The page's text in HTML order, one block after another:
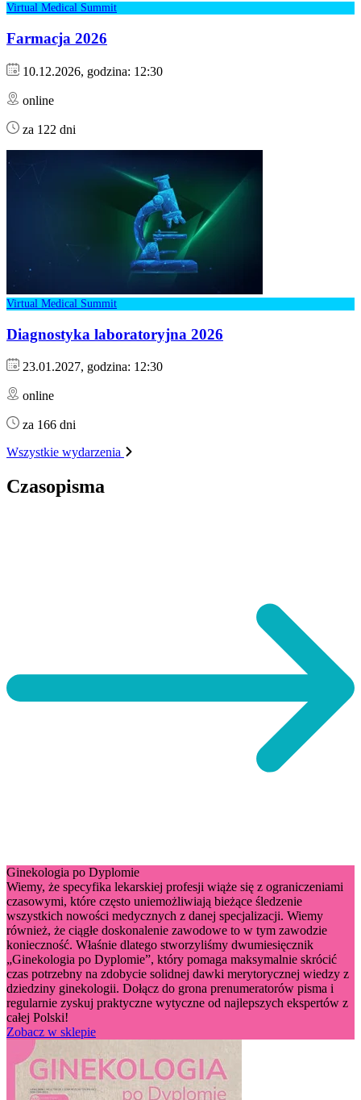
Virtual Medical Summit
Farmacja 2026
10.12.2026, godzina: 12:30
online
za 122 dni
Virtual Medical Summit
Diagnostyka laboratoryjna 2026
23.01.2027, godzina: 12:30
online
za 166 dni
Wszystkie wydarzenia
Czasopisma
Ginekologia po Dyplomie
Wiemy, że specyfika lekarskiej profesji wiąże się z ograniczeniami
czasowymi, które często uniemożliwiają bieżące śledzenie
wszystkich nowości medycznych z danej specjalizacji. Wiemy
również, że ciągłe doskonalenie zawodowe to w tym zawodzie
konieczność. Właśnie dlatego stworzyliśmy dwumiesięcznik
„Ginekologia po Dyplomie”, który pomaga maksymalnie skrócić
czas potrzebny na zdobycie solidnej dawki merytorycznej wiedzy z
dziedziny ginekologii. Dołącz do grona prenumeratorów pisma i
regularnie zyskuj praktyczne wytyczne od najlepszych ekspertów z
całej Polski!
Zobacz w sklepie